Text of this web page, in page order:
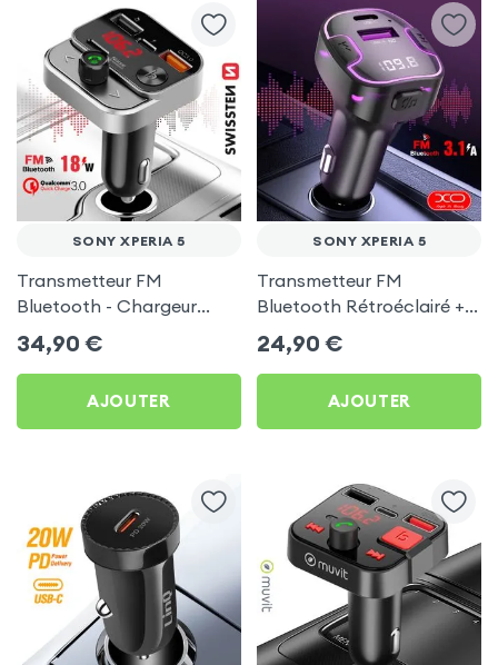
SONY XPERIA 5
Transmetteur FM
Bluetooth - Chargeur
Voiture USB C + USB -
Swissten
34,90 €
AJOUTER
SONY XPERIA 5
Transmetteur FM
Bluetooth Rétroéclairé +
Chargeur Voiture USB C
et USB - XO
24,90 €
AJOUTER